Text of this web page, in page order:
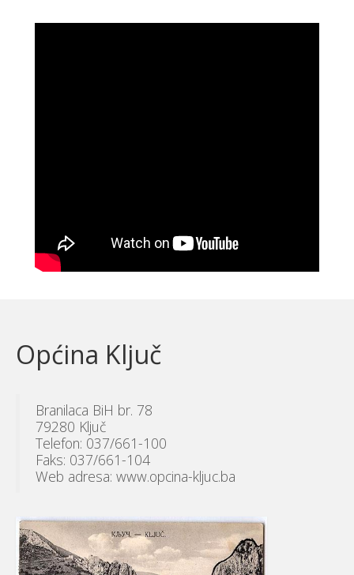
Općina Ključ
Branilaca BiH br. 78
79280 Ključ
Telefon: 037/661-100
Faks: 037/661-104
Web adresa: www.opcina-kljuc.ba